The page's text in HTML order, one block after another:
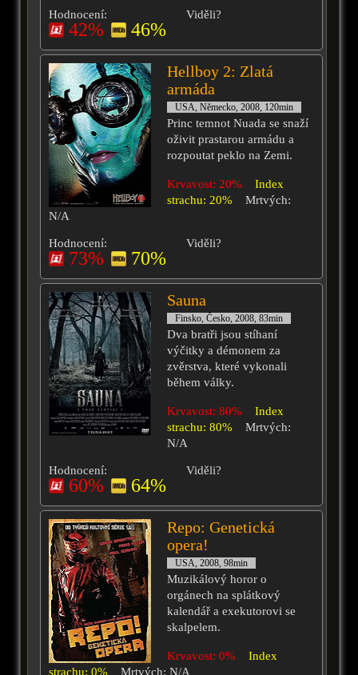
Hodnocení:
42% 46%
Viděli?
Hellboy 2: Zlatá
armáda
USA, Německo, 2008, 120min
Princ temnot Nuada se snaží
oživit prastarou armádu a
rozpoutat peklo na Zemi.
Krvavost: 20%
Index
strachu: 20%
Mrtvých:
N/A
Hodnocení:
73% 70%
Viděli?
Sauna
Finsko, Česko, 2008, 83min
Dva bratři jsou stíhaní
výčitky a démonem za
zvěrstva, které vykonali
během války.
Krvavost: 80%
Index
strachu: 80%
Mrtvých:
N/A
Hodnocení:
60% 64%
Viděli?
Repo: Genetická
opera!
USA, 2008, 98min
Muzikálový horor o
orgánech na splátkový
kalendář a exekutorovi se
skalpelem.
Krvavost: 0%
Index
strachu: 0%
Mrtvých: N/A